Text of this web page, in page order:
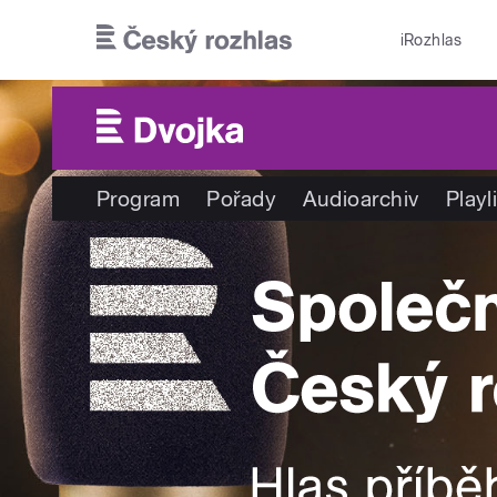
iRozhlas
Program Pořady Audioarchiv